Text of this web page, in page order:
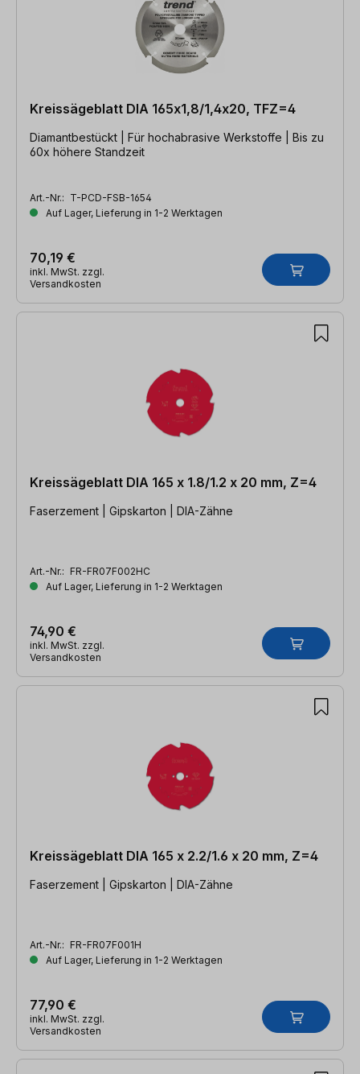
Kreissägeblatt DIA 165x1,8/1,4x20, TFZ=4
Diamantbestückt | Für hochabrasive Werkstoffe | Bis zu
60x höhere Standzeit
Art.-Nr.: T-PCD-FSB-1654
Auf Lager, Lieferung in 1-2 Werktagen
70,19 €
inkl. MwSt. zzgl.
Versandkosten
Kreissägeblatt DIA 165 x 1.8/1.2 x 20 mm, Z=4
Faserzement | Gipskarton | DIA-Zähne
Art.-Nr.: FR-FR07F002HC
Auf Lager, Lieferung in 1-2 Werktagen
74,90 €
inkl. MwSt. zzgl.
Versandkosten
Kreissägeblatt DIA 165 x 2.2/1.6 x 20 mm, Z=4
Faserzement | Gipskarton | DIA-Zähne
Art.-Nr.: FR-FR07F001H
Auf Lager, Lieferung in 1-2 Werktagen
77,90 €
inkl. MwSt. zzgl.
Versandkosten